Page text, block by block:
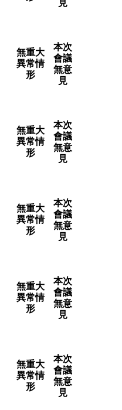
見
無重大
異常情
形
本次
會議
無意
見
無重大
異常情
形
本次
會議
無意
見
無重大
異常情
形
本次
會議
無意
見
無重大
異常情
形
本次
會議
無意
見
無重大
異常情
形
本次
會議
無意
見